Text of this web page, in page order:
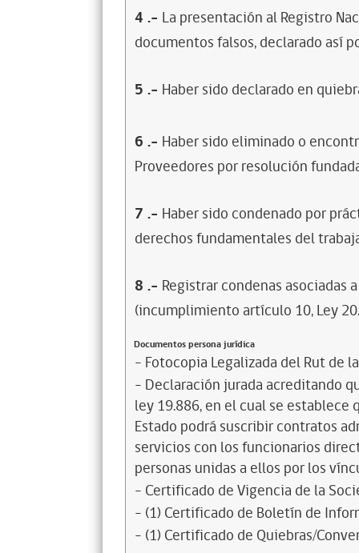
4 .- La presentación al Registro
documentos falsos, declarado así
5 .- Haber sido declarado en
6 .- Haber sido eliminado o
Proveedores por resolución
7 .- Haber sido condenado por
derechos fundamentales del
8 .- Registrar condenas asociadas
(incumplimiento artículo 10, Ley
Documentos persona jurídica
- Fotocopia Legalizada del Rut de
- Declaración jurada acreditando
ley 19.886, en el cual se
Estado podrá suscribir contratos
servicios con los funcionarios
personas unidas a ellos por los
- Certificado de Vigencia de la
- (1) Certificado de Boletín de
- (1) Certificado de Quiebras/